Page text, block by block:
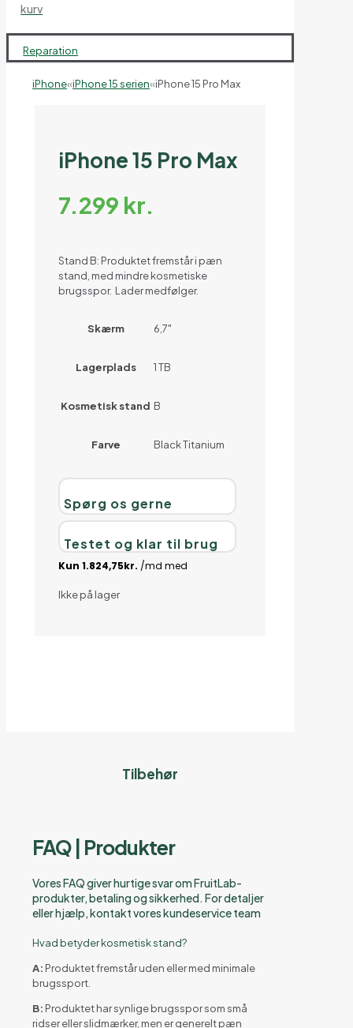
kurv
Reparation
iPhone«iPhone 15 serien«iPhone 15 Pro Max
iPhone 15 Pro Max
7.299 kr.
Stand B: Produktet fremstår i pæn
stand, med mindre kosmetiske
brugsspor. Lader medfølger.
Skærm 6,7"
Lagerplads 1 TB
Kosmetisk stand B
Farve Black Titanium
Spørg os gerne
Testet og klar til brug
Ikke på lager
Tilbehør
FAQ | Produkter
Vores FAQ giver hurtige svar om FruitLab-
produkter, betaling og sikkerhed. For detaljer
eller hjælp, kontakt vores kundeservice team
Hvad betyder kosmetisk stand?
A: Produktet fremstår uden eller med minimale
brugssport.
B: Produktet har synlige brugsspor som små
ridser eller slidmærker, men er generelt pæn